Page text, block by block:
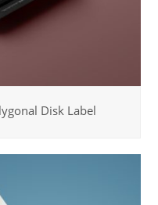
Disk Label